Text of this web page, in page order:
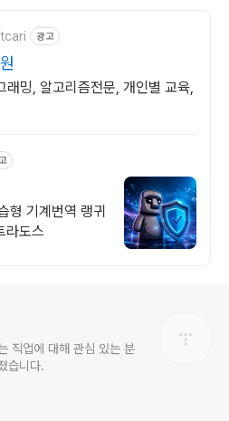
광고
래밍, 알고리즘전문, 개인별 교육,
형 기계번역 랭귀
라도스
직업에 대해 관심 있는 분
습니다.